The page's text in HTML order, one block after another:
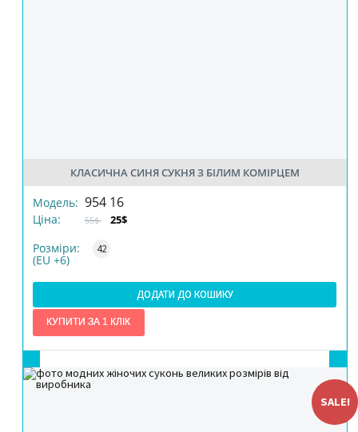
КЛАСИЧНА СИНЯ СУКНЯ З БІЛИМ КОМІРЦЕМ
Модель: 954 16
Ціна: 55$
25$
Розміри:
(EU +6)
42
ДОДАТИ ДО КОШИКУ
КІЛЬКІСТЬ
SALE!